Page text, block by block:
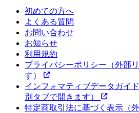
初めての方へ
よくある質問
お問い合わせ
お知らせ
利用規約
プライバシーポリシー （外部
す）
インフォマティブデータガイ
別タブで開きます）
特定商取引法に基づく表示 （